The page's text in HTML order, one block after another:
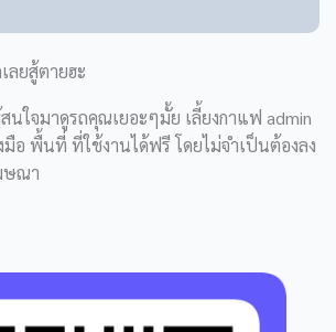
ลยสู้ตายฮะ
นใจมาดูรถคุณเยอะๆมั้ย เลี้ยงกาแฟ admin
มือ พื้นที่ ที่ใช้งานได้ฟรี โดยไม่จำเป็นต้องลง
ษณา